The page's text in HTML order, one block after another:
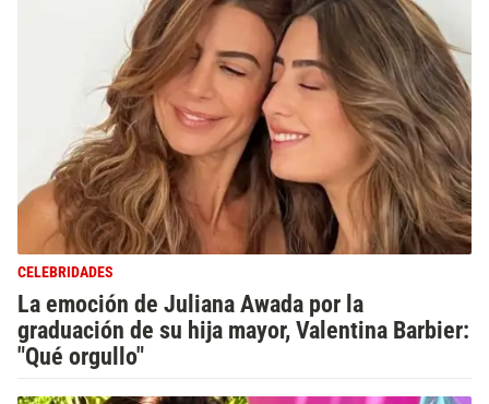
CELEBRIDADES
La emoción de Juliana Awada por la
graduación de su hija mayor, Valentina Barbier:
"Qué orgullo"